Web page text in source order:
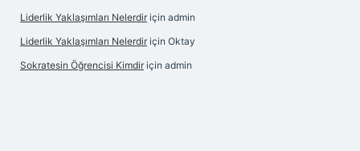
Liderlik Yaklaşımları Nelerdir için admin
Liderlik Yaklaşımları Nelerdir için Oktay
Sokratesin Öğrencisi Kimdir için admin